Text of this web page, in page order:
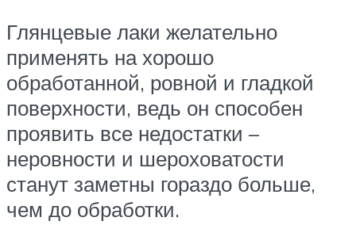
Глянцевые лаки желательно
применять на хорошо
обработанной, ровной и гладкой
поверхности, ведь он способен
проявить все недостатки –
неровности и шероховатости
станут заметны гораздо больше,
чем до обработки.